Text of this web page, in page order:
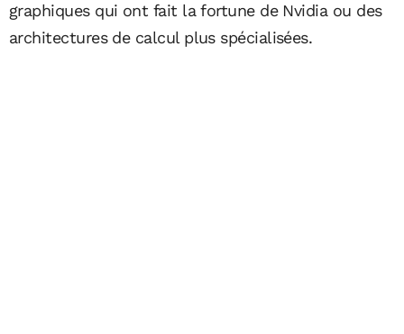
graphiques qui ont fait la fortune de Nvidia ou des
architectures de calcul plus spécialisées.